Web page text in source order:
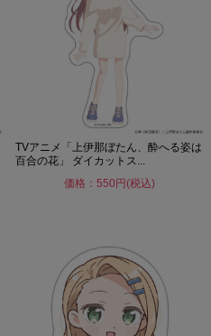
TVアニメ「上伊那ぼたん、酔へる姿は
百合の花」 ダイカットス...
価格：550円(税込)